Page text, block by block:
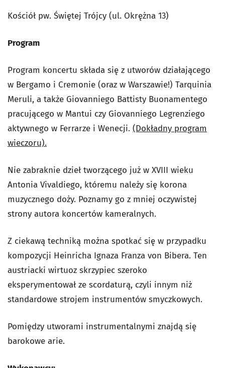
Kościół pw. Świętej Trójcy (ul. Okrężna 13)
Program
Program koncertu składa się z utworów działającego
w Bergamo i Cremonie (oraz w Warszawie!) Tarquinia
Meruli, a także Giovanniego Battisty Buonamentego
pracującego w Mantui czy Giovanniego Legrenziego
aktywnego w Ferrarze i Wenecji. (Dokładny program
wieczoru).
Nie zabraknie dzieł tworzącego już w XVIII wieku
Antonia Vivaldiego, któremu należy się korona
muzycznego doży. Poznamy go z mniej oczywistej
strony autora koncertów kameralnych.
Z ciekawą techniką można spotkać się w przypadku
kompozycji Heinricha Ignaza Franza von Bibera. Ten
austriacki wirtuoz skrzypiec szeroko
eksperymentował ze scordaturą, czyli innym niż
standardowe strojem instrumentów smyczkowych.
Pomiędzy utworami instrumentalnymi znajdą się
barokowe arie.